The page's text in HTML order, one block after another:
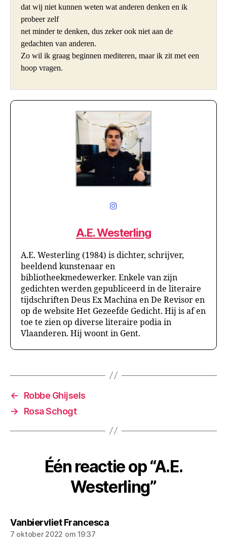
dat wij niet kunnen weten wat anderen denken en ik
probeer zelf
net minder te denken, dus zeker ook niet aan de
gedachten van anderen.
Zo wil ik graag beginnen mediteren, maar ik zit met een
hoop vragen.
A.E. Westerling
A.E. Westerling (1984) is dichter, schrijver,
beeldend kunstenaar en
bibliotheekmedewerker. Enkele van zijn
gedichten werden gepubliceerd in de literaire
tijdschriften Deus Ex Machina en De Revisor en
op de website Het Gezeefde Gedicht. Hij is af en
toe te zien op diverse literaire podia in
Vlaanderen. Hij woont in Gent.
←
Robbe Ghijsels
→
Rosa Schogt
Één reactie op “A.E.
Westerling”
Vanbiervliet Francescazegt:
7 oktober 2022 om 19:37